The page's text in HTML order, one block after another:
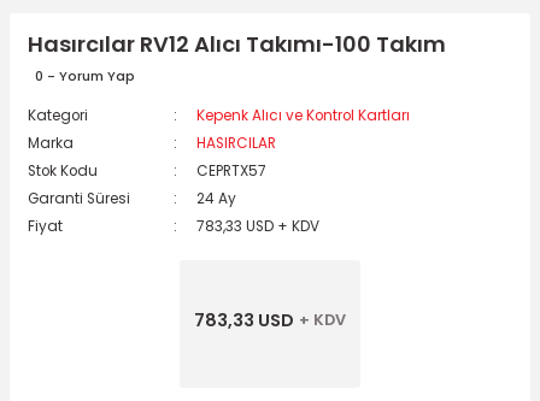
Hasırcılar RV12 Alıcı Takımı-100 Takım
0 - Yorum Yap
Kategori
Kepenk Alıcı ve Kontrol Kartları
Marka
HASIRCILAR
Stok Kodu
CEPRTX57
Garanti Süresi
24 Ay
Fiyat
783,33 USD + KDV
783,33 USD + KDV